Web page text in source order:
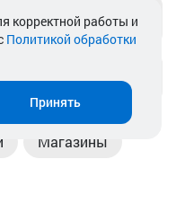
Магазины
корректной работы и
Политикой обработки
Принять